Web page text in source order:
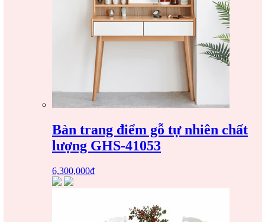
Bàn trang điểm gỗ tự nhiên chất
lượng GHS-41053
6,300,000₫